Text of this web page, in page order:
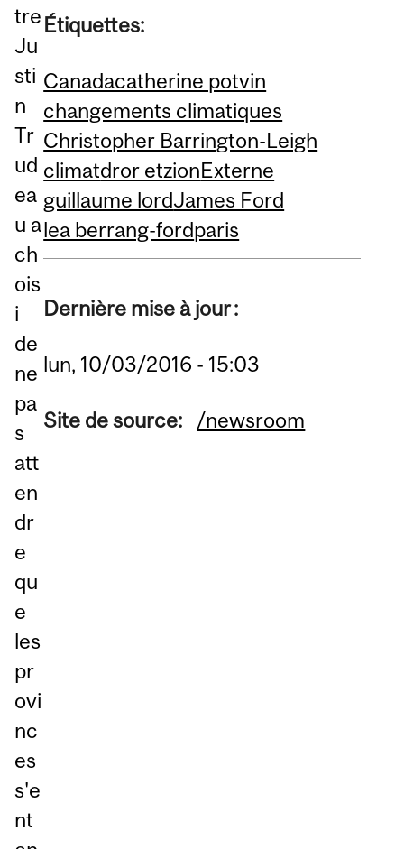
tre
Ju
sti
n
Tr
ud
ea
u a
ch
ois
i
de
ne
pa
s
att
en
dr
e
qu
e
les
pr
ovi
nc
es
s'e
nt
Étiquettes:
Canadacatherine potvin
changements climatiques
Christopher Barrington-Leigh
climatdror etzionExterne
guillaume lordJames Ford
lea berrang-fordparis
Dernière mise à jour :
lun, 10/03/2016 - 15:03
Site de source: /newsroom